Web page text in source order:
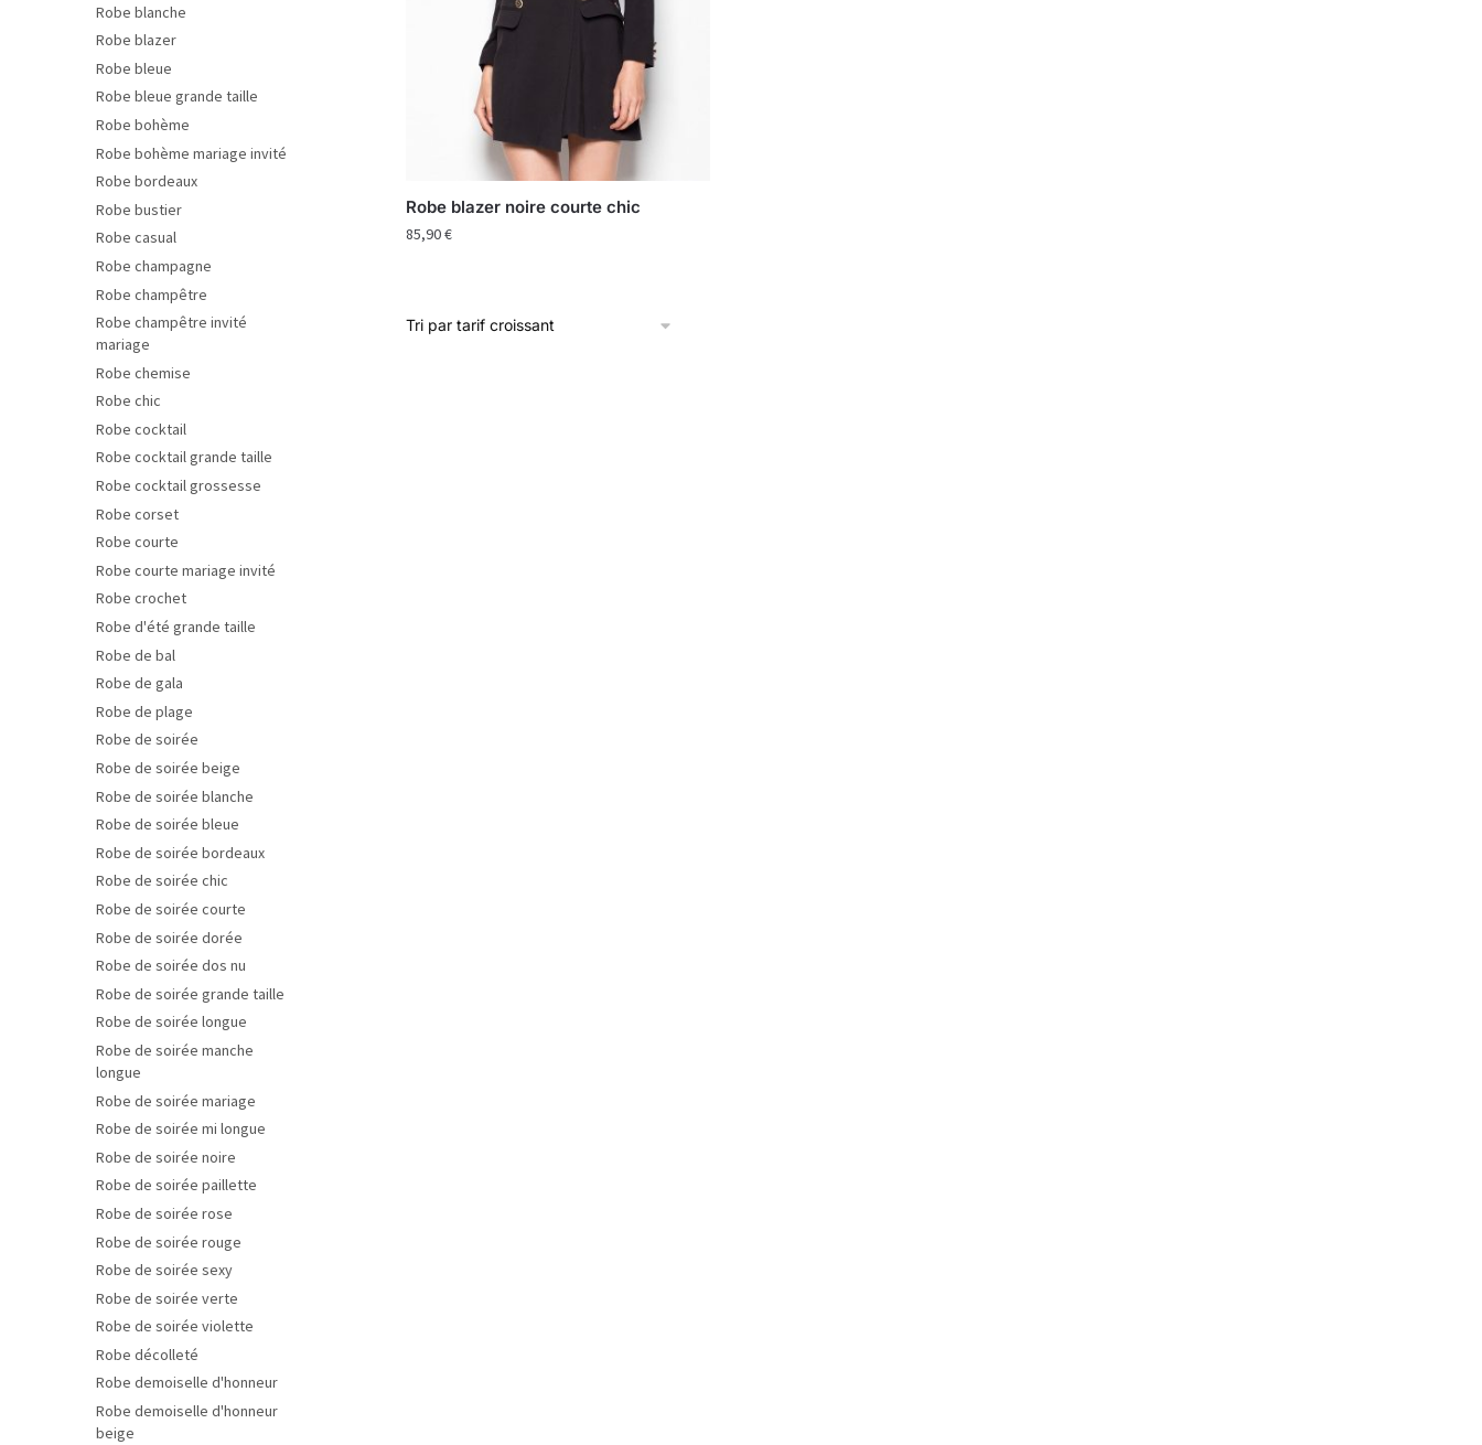
Robe blazer noire courte chic
85,90€
Robe blanche
Robe blazer
Robe bleue
Robe bleue grande taille
Robe bohème
Robe bohème mariage invité
Robe bordeaux
Robe bustier
Robe casual
Robe champagne
Robe champêtre
Robe champêtre invité
mariage
Robe chemise
Robe chic
Robe cocktail
Robe cocktail grande taille
Robe cocktail grossesse
Robe corset
Robe courte
Robe courte mariage invité
Robe crochet
Robe d'été grande taille
Robe de bal
Robe de gala
Robe de plage
Robe de soirée
Robe de soirée beige
Robe de soirée blanche
Robe de soirée bleue
Robe de soirée bordeaux
Robe de soirée chic
Robe de soirée courte
Robe de soirée dorée
Robe de soirée dos nu
Robe de soirée grande taille
Robe de soirée longue
Robe de soirée manche
longue
Robe de soirée mariage
Robe de soirée mi longue
Robe de soirée noire
Robe de soirée paillette
Robe de soirée rose
Robe de soirée rouge
Robe de soirée sexy
Robe de soirée verte
Robe de soirée violette
Robe décolleté
Robe demoiselle d'honneur
Robe demoiselle d'honneur
beige